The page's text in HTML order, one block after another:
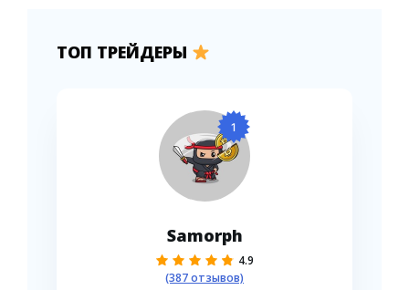
ТОП ТРЕЙДЕРЫ
1
Samorph
4.9
(387 отзывов)